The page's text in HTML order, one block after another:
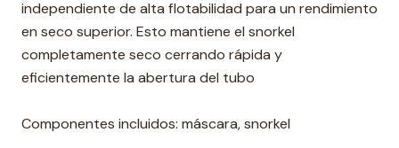
independiente de alta flotabilidad para un rendimiento
en seco superior. Esto mantiene el snorkel
completamente seco cerrando rápida y
eficientemente la abertura del tubo
Componentes incluidos: máscara, snorkel